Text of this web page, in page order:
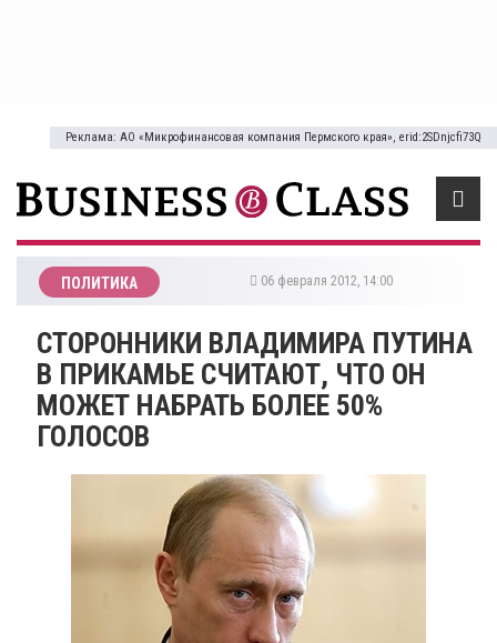
Реклама: АО «Микрофинансовая компания Пермского края», erid:2SDnjcfi73Q
ПОЛИТИКА 06 февраля 2012, 14:00
СТОРОННИКИ ВЛАДИМИРА ПУТИНА
В ПРИКАМЬЕ СЧИТАЮТ, ЧТО ОН
МОЖЕТ НАБРАТЬ БОЛЕЕ 50%
ГОЛОСОВ